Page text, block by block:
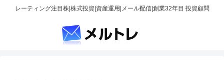
レーティング注目株|株式投資|資産運用|メール配信|創業32年目 投資顧問